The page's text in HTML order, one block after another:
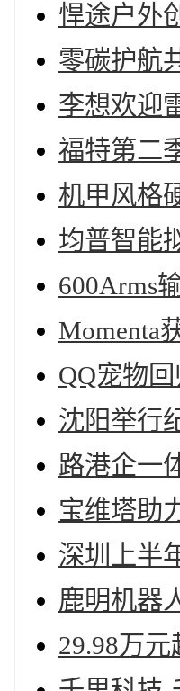
悍途户外
零碳护航
李想欢迎
福特第二
机甲风格
均普智能
600Arms
Momenta
QQ宠物
沈阳举行
路港企一
宝维塔助
深圳上半
鹿明机器
29.98万